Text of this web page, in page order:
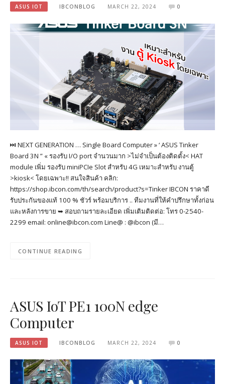
ASUS IOT IBCONBLOG MARCH 22, 2024 0
⏭︎ NEXT GENERATION … Single Board Computer » ‘ ASUS Tinker
Board 3N ” « รองรับ I/O port จำนวนมาก >ไม่จำเป็นต้องติดตั้ง< HAT
module เพิ่ม รองรับ miniPCIe Slot สำหรับ 4G เหมาะสำหรับ งานตู้
>kiosk< โดยเฉพาะ!! สนใจสินค้า คลิก:
https://shop.ibcon.com/th/search/product?s=Tinker IBCON ราคาดี
รับประกันของแท้ 100 % ชัวร์ พร้อมบริการ .. ทีมงานที่ให้คำปรึกษาทั้งก่อน
และหลังการขาย ➥ สอบถามรายละเอียด เพิ่มเติมติดต่อ: โทร 0-2540-
2299 email: online@ibcon.com Line@ : @ibcon (มี…
CONTINUE READING
ASUS IoT PE1 100N edge
Computer
ASUS IOT IBCONBLOG MARCH 22, 2024 0